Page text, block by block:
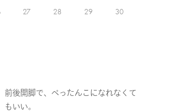
27 28 29
30
前後開脚で、ぺったんこになれなくて
もいい。